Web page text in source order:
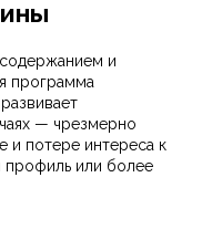
и
программа
— чрезмерно
и потере интереса к
профиль или более